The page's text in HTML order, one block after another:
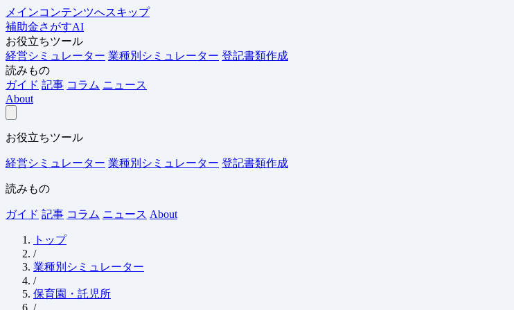
メインコンテンツへスキップ
補助金さがすAI
お役立ちツール
経営シミュレーター 業種別シミュレーター 登記書類作成
読みもの
ガイド 記事 コラム ニュース
About
お役立ちツール
経営シミュレーター 業種別シミュレーター 登記書類作成
読みもの
ガイド 記事 コラム ニュース About
トップ
/
業種別シミュレーター
/
保育園・託児所
/